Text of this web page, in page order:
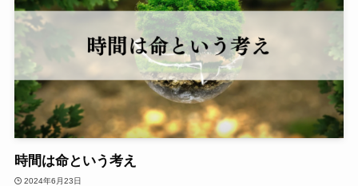
時間は命という考え
2024年6月23日